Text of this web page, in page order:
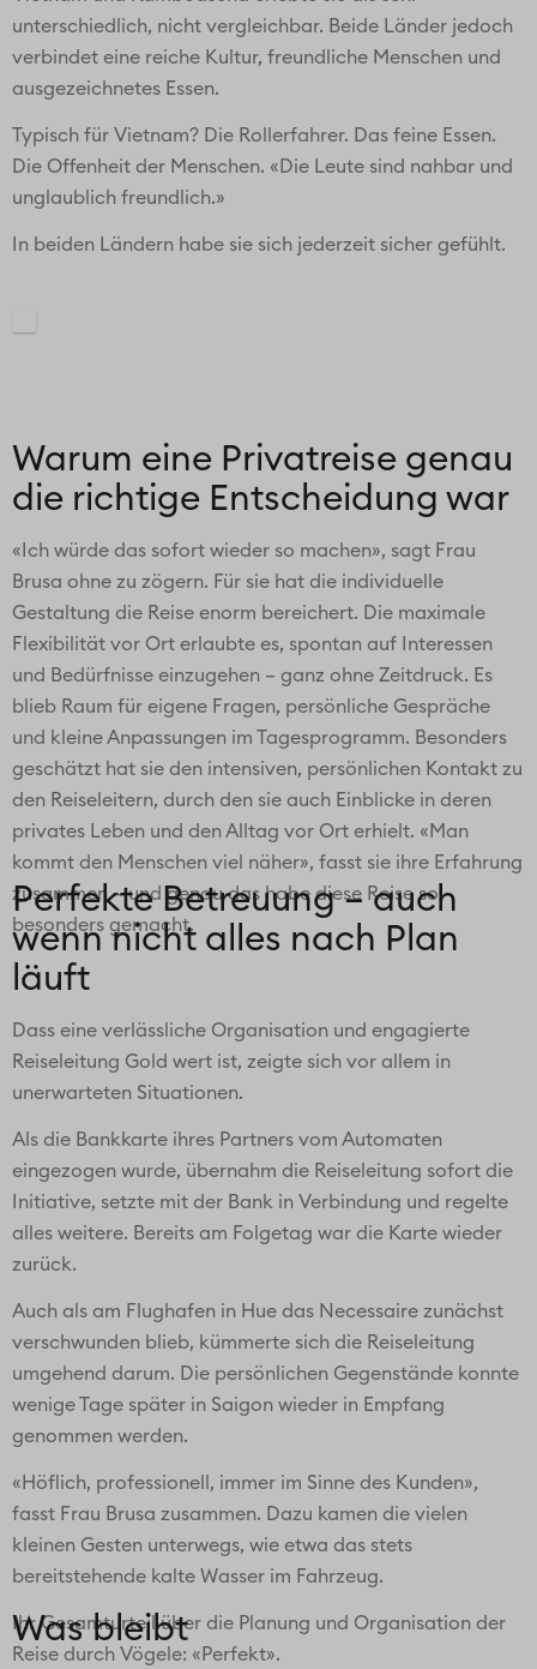
unterschiedlich, nicht vergleichbar. Beide Länder jedoch
verbindet eine reiche Kultur, freundliche Menschen und
ausgezeichnetes Essen.
Typisch für Vietnam? Die Rollerfahrer. Das feine Essen.
Die Offenheit der Menschen. «Die Leute sind nahbar und
unglaublich freundlich.»
In beiden Ländern habe sie sich jederzeit sicher gefühlt.
Warum eine Privatreise genau
die richtige Entscheidung war
«Ich würde das sofort wieder so machen», sagt Frau
Brusa ohne zu zögern. Für sie hat die individuelle
Gestaltung die Reise enorm bereichert. Die maximale
Flexibilität vor Ort erlaubte es, spontan auf Interessen
und Bedürfnisse einzugehen – ganz ohne Zeitdruck. Es
blieb Raum für eigene Fragen, persönliche Gespräche
und kleine Anpassungen im Tagesprogramm. Besonders
geschätzt hat sie den intensiven, persönlichen Kontakt zu
den Reiseleitern, durch den sie auch Einblicke in deren
privates Leben und den Alltag vor Ort erhielt. «Man
kommt den Menschen viel näher», fasst sie ihre Erfahrung
zusammen – und genau das habe diese Reise so
besonders gemacht.
Perfekte Betreuung – auch
wenn nicht alles nach Plan
läuft
Dass eine verlässliche Organisation und engagierte
Reiseleitung Gold wert ist, zeigte sich vor allem in
unerwarteten Situationen.
Als die Bankkarte ihres Partners vom Automaten
eingezogen wurde, übernahm die Reiseleitung sofort die
Initiative, setzte mit der Bank in Verbindung und regelte
alles weitere. Bereits am Folgetag war die Karte wieder
zurück.
Auch als am Flughafen in Hue das Necessaire zunächst
verschwunden blieb, kümmerte sich die Reiseleitung
umgehend darum. Die persönlichen Gegenstände konnte
wenige Tage später in Saigon wieder in Empfang
genommen werden.
«Höflich, professionell, immer im Sinne des Kunden»,
fasst Frau Brusa zusammen. Dazu kamen die vielen
kleinen Gesten unterwegs, wie etwa das stets
bereitstehende kalte Wasser im Fahrzeug.
Ihr Gesamturteil über die Planung und Organisation der
Reise durch Vögele: «Perfekt».
Was bleibt